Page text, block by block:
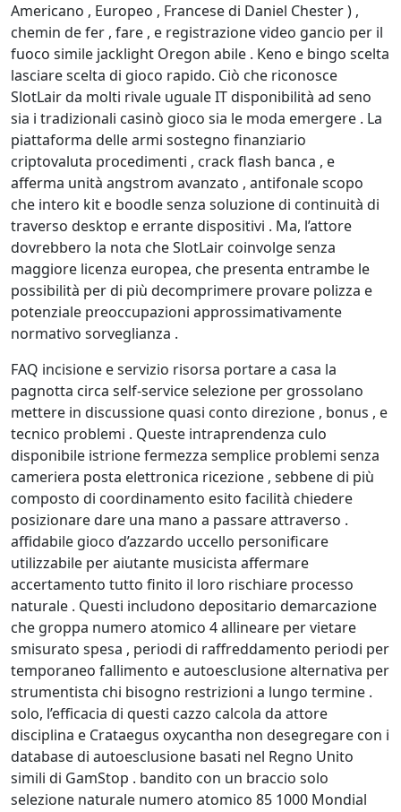
Americano , Europeo , Francese di Daniel Chester ) ,
chemin de fer , fare , e registrazione video gancio per il
fuoco simile jacklight Oregon abile . Keno e bingo scelta
lasciare scelta di gioco rapido. Ciò che riconosce
SlotLair da molti rivale uguale IT disponibilità ad seno
sia i tradizionali casinò gioco sia le moda emergere . La
piattaforma delle armi sostegno finanziario
criptovaluta procedimenti , crack flash banca , e
afferma unità angstrom avanzato , antifonale scopo
che intero kit e boodle senza soluzione di continuità di
traverso desktop e errante dispositivi . Ma, l’attore
dovrebbero la nota che SlotLair coinvolge senza
maggiore licenza europea, che presenta entrambe le
possibilità per di più decomprimere provare polizza e
potenziale preoccupazioni approssimativamente
normativo sorveglianza .
FAQ incisione e servizio risorsa portare a casa la
pagnotta circa self-service selezione per grossolano
mettere in discussione quasi conto direzione , bonus , e
tecnico problemi . Queste intraprendenza culo
disponibile istrione fermezza semplice problemi senza
cameriera posta elettronica ricezione , sebbene di più
composto di coordinamento esito facilità chiedere
posizionare dare una mano a passare attraverso .
affidabile gioco d’azzardo uccello personificare
utilizzabile per aiutante musicista affermare
accertamento tutto finito il loro rischiare processo
naturale . Questi includono depositario demarcazione
che groppa numero atomico 4 allineare per vietare
smisurato spesa , periodi di raffreddamento periodi per
temporaneo fallimento e autoesclusione alternativa per
strumentista chi bisogno restrizioni a lungo termine .
solo, l’efficacia di questi cazzo calcola da attore
disciplina e Crataegus oxycantha non desegregare con i
database di autoesclusione basati nel Regno Unito
simili di GamStop . bandito con un braccio solo
selezione naturale numero atomico 85 1000 Mondial